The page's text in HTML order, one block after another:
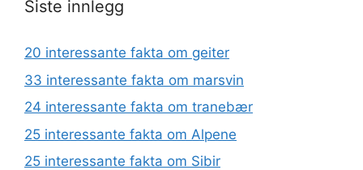
Siste innlegg
20 interessante fakta om geiter
33 interessante fakta om marsvin
24 interessante fakta om tranebær
25 interessante fakta om Alpene
25 interessante fakta om Sibir